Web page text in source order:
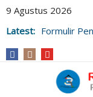
9 Agustus 2026
Latest: Formulir